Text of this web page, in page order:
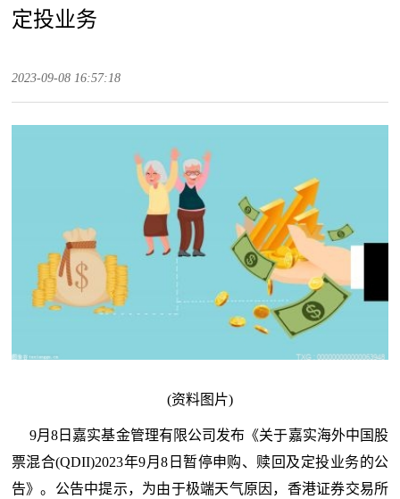
定投业务
2023-09-08 16:57:18
(资料图片)
9月8日嘉实基金管理有限公司发布《关于嘉实海外中国股
票混合(QDII)2023年9月8日暂停申购、赎回及定投业务的公
告》。公告中提示，为由于极端天气原因，香港证券交易所